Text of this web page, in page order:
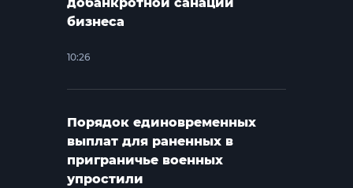
добанкротной санации
бизнеса
10:26
Порядок единовременных
выплат для раненных в
приграничье военных
упростили